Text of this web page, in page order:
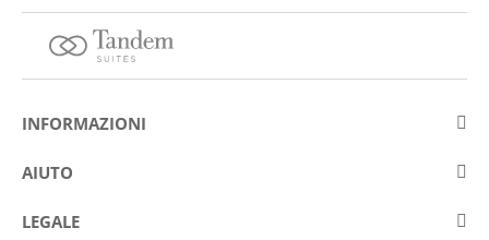
INFORMAZIONI
Su Eurostars Hotel Company
Concorsis
AIUTO
Contattare
LEGALE